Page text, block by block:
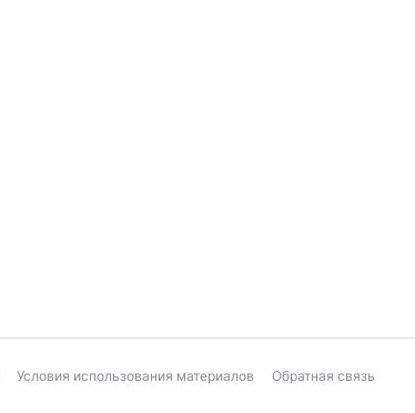
Условия использования материалов Обратная связь